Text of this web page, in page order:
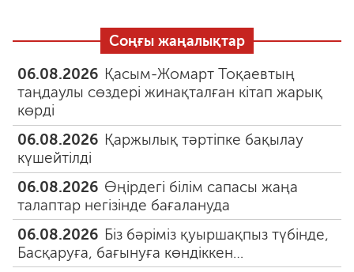
Соңғы жаңалықтар
06.08.2026 Қасым-Жомарт Тоқаевтың
таңдаулы сөздері жинақталған кітап жарық
көрді
06.08.2026 Қаржылық тәртіпке бақылау
күшейтілді
06.08.2026 Өңірдегі білім сапасы жаңа
талаптар негізінде бағалануда
06.08.2026 Біз бәріміз қуыршақпыз түбінде,
Басқаруға, бағынуға көндіккен…